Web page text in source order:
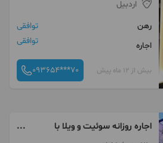
اردبیل
رهن
توافقی
اجاره
توافقی
بیش از 12 ماه پیش 093654***70
اجاره روزانه سوئیت و ویلا با